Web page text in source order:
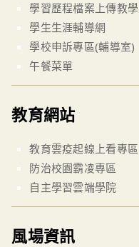
學習歷程檔案上傳教學
學生生涯輔導網
學校申訴專區(輔導室)
午餐菜單
教育網站
教育雲疫起線上看專區
防治校園霸凌專區
自主學習雲端學院
風場資訊